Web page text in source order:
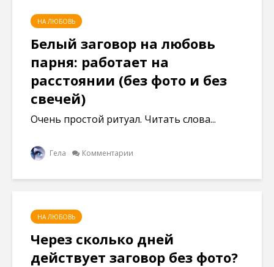
НА ЛЮБОВЬ
Белый заговор на любовь
парня: работает на
расстоянии (без фото и без
свечей)
Очень простой ритуал. Читать слова...
Гела Комментарии
НА ЛЮБОВЬ
Через сколько дней
действует заговор без фото?